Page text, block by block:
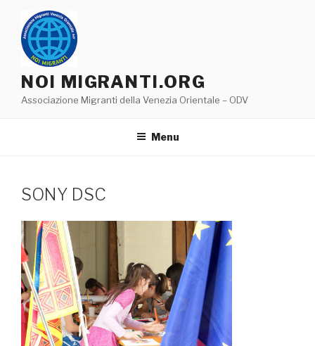
contenuto
NOI MIGRANTI.ORG
Associazione Migranti della Venezia Orientale – ODV
Menu
SONY DSC